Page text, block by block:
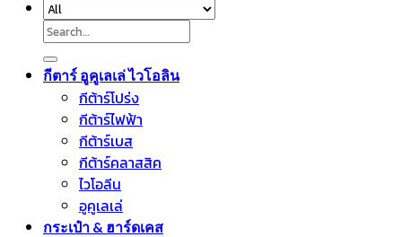
Search
กีตาร์ อูคูเลเล่ ไวโอลิน
กีต้าร์โปร่ง
กีต้าร์ไฟฟ้า
กีต้าร์เบส
กีต้าร์คลาสสิค
ไวโอลีน
อูคูเลเล่
กระเป๋า & ฮาร์ดเคส